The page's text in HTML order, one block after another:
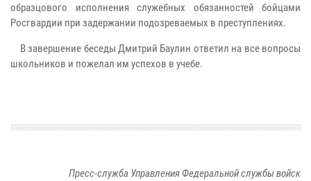
образцового исполнения служебных обязанностей бойцами
Росгвардии при задержании подозреваемых в преступлениях.
В завершение беседы Дмитрий Баулин ответил на все вопросы
школьников и пожелал им успехов в учебе.
Пресс-служба Управления Федеральной службы войск